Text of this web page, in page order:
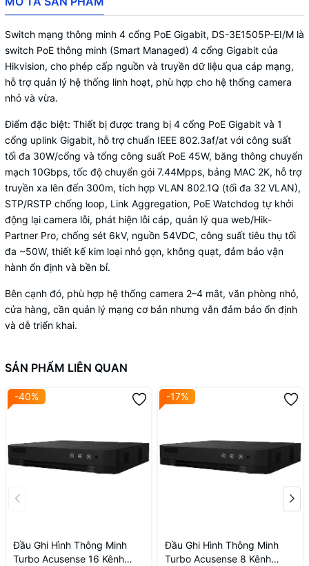
Switch mạng thông minh 4 cổng PoE Gigabit, DS-3E1505P-EI/M là
switch PoE thông minh (Smart Managed) 4 cổng Gigabit của
Hikvision, cho phép cấp nguồn và truyền dữ liệu qua cáp mạng,
hỗ trợ quản lý hệ thống linh hoạt, phù hợp cho hệ thống camera
nhỏ và vừa.
Điểm đặc biệt: Thiết bị được trang bị 4 cổng PoE Gigabit và 1
cổng uplink Gigabit, hỗ trợ chuẩn IEEE 802.3af/at với công suất
tối đa 30W/cổng và tổng công suất PoE 45W, băng thông chuyển
mạch 10Gbps, tốc độ chuyển gói 7.44Mpps, bảng MAC 2K, hỗ trợ
truyền xa lên đến 300m, tích hợp VLAN 802.1Q (tối đa 32 VLAN),
STP/RSTP chống loop, Link Aggregation, PoE Watchdog tự khởi
động lại camera lỗi, phát hiện lỗi cáp, quản lý qua web/Hik-
Partner Pro, chống sét 6kV, nguồn 54VDC, công suất tiêu thụ tối
đa ~50W, thiết kế kim loại nhỏ gọn, không quạt, đảm bảo vận
hành ổn định và bền bỉ.
Bên cạnh đó, phù hợp hệ thống camera 2–4 mắt, văn phòng nhỏ,
cửa hàng, cần quản lý mạng cơ bản nhưng vẫn đảm bảo ổn định
và dễ triển khai.
SẢN PHẨM LIÊN QUAN
-40%
Đầu Ghi Hình Thông Minh
Turbo Acusense 16 Kênh
-17%
Đầu Ghi Hình Thông Minh
Turbo Acusense 8 Kênh